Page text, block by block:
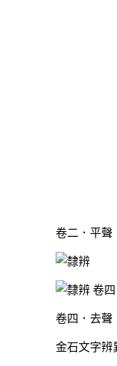
卷二．平聲
卷四．去聲
金石文字辨